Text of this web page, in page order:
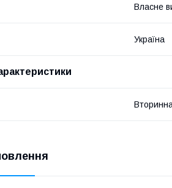
Власне
Україна